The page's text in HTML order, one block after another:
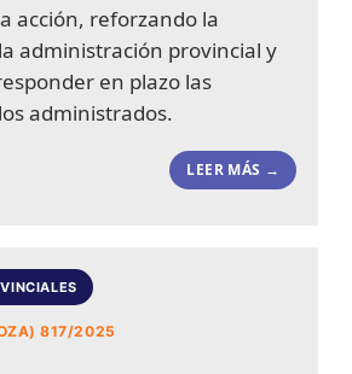
acción, reforzando la
administración provincial y
en plazo las
administrados.
LEER MÁS →
817/2025